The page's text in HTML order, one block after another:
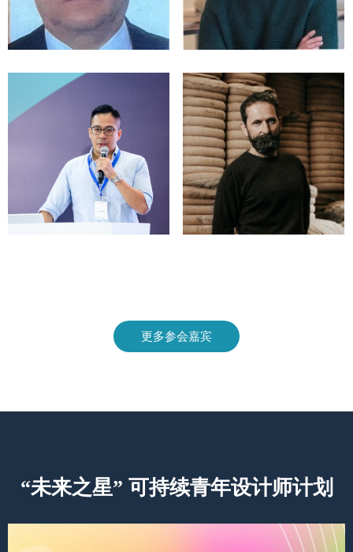
更多参会嘉宾
“未来之星” 可持续青年设计师计划